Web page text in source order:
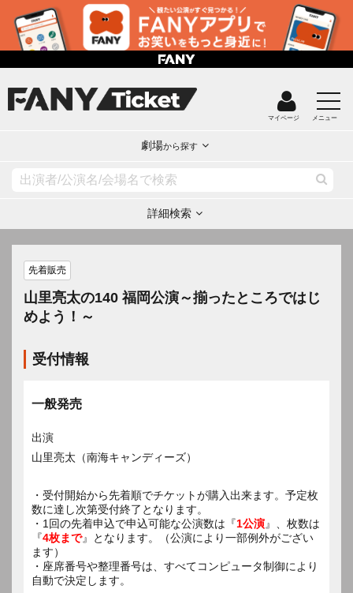
マイページ メニュー
劇場から探す
詳細検索
先着販売
山里亮太の140 福岡公演～揃ったところではじ
めよう！～
受付情報
一般発売
出演
山里亮太（南海キャンディーズ）
・受付開始から先着順でチケットが購入出来ます。予定枚
数に達し次第受付終了となります。
・1回の先着申込で申込可能な公演数は『1公演』、枚数は
『4枚まで』となります。（公演により一部例外がござい
ます）
・座席番号や整理番号は、すべてコンピュータ制御により
自動で決定します。